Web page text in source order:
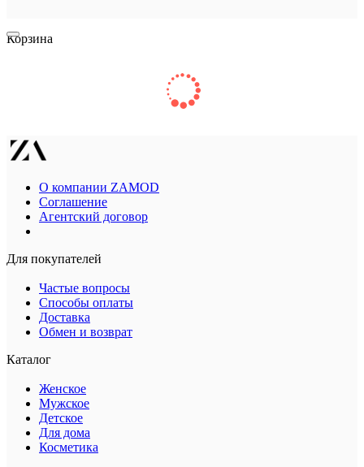
Корзина
О компании ZAMOD
Соглашение
Агентский договор
Для покупателей
Частые вопросы
Способы оплаты
Доставка
Обмен и возврат
Каталог
Женское
Мужское
Детское
Для дома
Косметика